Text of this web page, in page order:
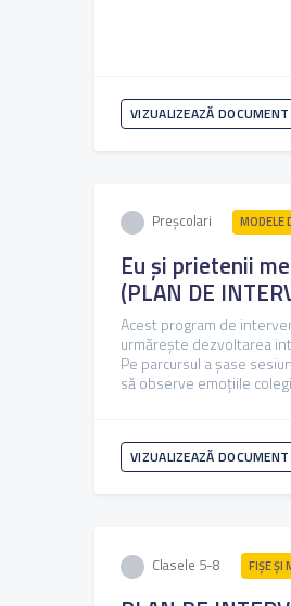
VIZUALIZEAZĂ DOCUMENT
Preșcolari MODELE
Eu și prietenii
(PLAN DE
Acest program de
urmărește dezvoltarea
Pe parcursul a șase
să observe emoțiile
VIZUALIZEAZĂ DOCUMENT
Clasele 5-8 FIŞE ŞI